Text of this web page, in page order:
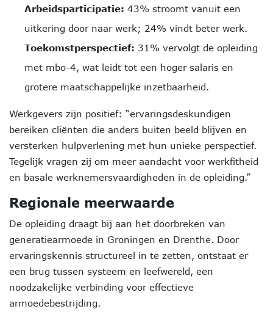
Arbeidsparticipatie: 43% stroomt vanuit een
uitkering door naar werk; 24% vindt beter werk.
Toekomstperspectief: 31% vervolgt de opleiding
met mbo-4, wat leidt tot een hoger salaris en
grotere maatschappelijke inzetbaarheid.
Werkgevers zijn positief: “ervaringsdeskundigen
bereiken cliënten die anders buiten beeld blijven en
versterken hulpverlening met hun unieke perspectief.
Tegelijk vragen zij om meer aandacht voor werkfitheid
en basale werknemersvaardigheden in de opleiding.”
Regionale meerwaarde
De opleiding draagt bij aan het doorbreken van
generatiearmoede in Groningen en Drenthe. Door
ervaringskennis structureel in te zetten, ontstaat er
een brug tussen systeem en leefwereld, een
noodzakelijke verbinding voor effectieve
armoedebestrijding.